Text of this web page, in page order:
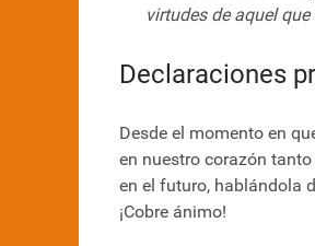
virtudes de aquel
Declaraciones
Desde el momento en
en nuestro corazón
en el futuro, hablándola
¡Cobre ánimo!